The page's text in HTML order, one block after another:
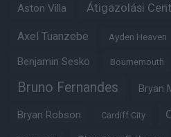
Aston Villa Átigazolási
Axel Tuanzebe Ayden Heaven
Benjamin Sesko Bournemouth
Bruno Fernandes Bryan
Bryan Robson Cardiff City